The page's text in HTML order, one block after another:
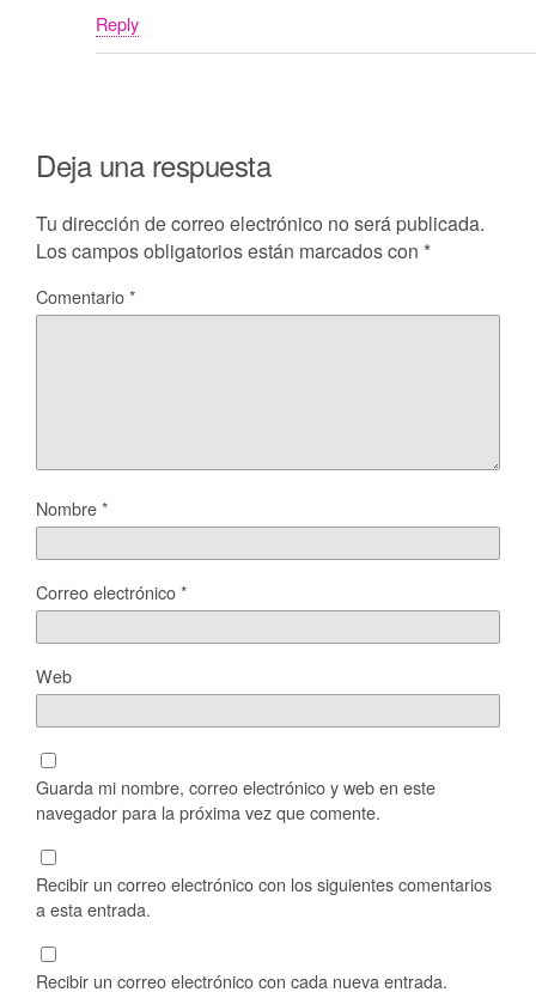
Reply
Deja una respuesta
Tu dirección de correo electrónico no será publicada.
Los campos obligatorios están marcados con *
Comentario*
Nombre*
Correo electrónico*
Web
Guarda mi nombre, correo electrónico y web en este
navegador para la próxima vez que comente.
Recibir un correo electrónico con los siguientes comentarios
a esta entrada.
Recibir un correo electrónico con cada nueva entrada.